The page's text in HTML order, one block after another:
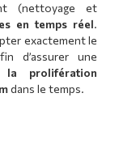
(nettoyage et
en temps réel.
exactement le
d’assurer une
prolifération
dans le temps.